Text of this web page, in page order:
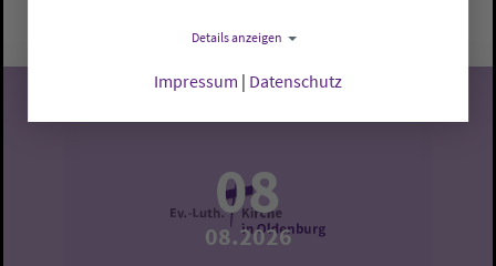
08
08.2026
Details anzeigen
Impressum | Datenschutz